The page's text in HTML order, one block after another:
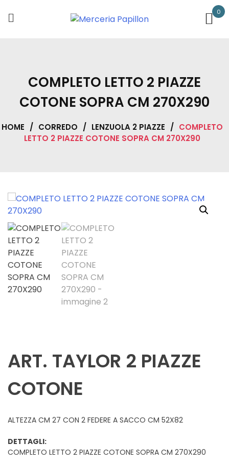
0
COMPLETO LETTO 2 PIAZZE
COTONE SOPRA CM 270X290
HOME / CORREDO / LENZUOLA 2 PIAZZE / COMPLETO
LETTO 2 PIAZZE COTONE SOPRA CM 270X290
ART. TAYLOR 2 PIAZZE
COTONE
ALTEZZA CM 27 CON 2 FEDERE A SACCO CM 52X82
DETTAGLI:
COMPLETO LETTO 2 PIAZZE COTONE SOPRA CM 270X290